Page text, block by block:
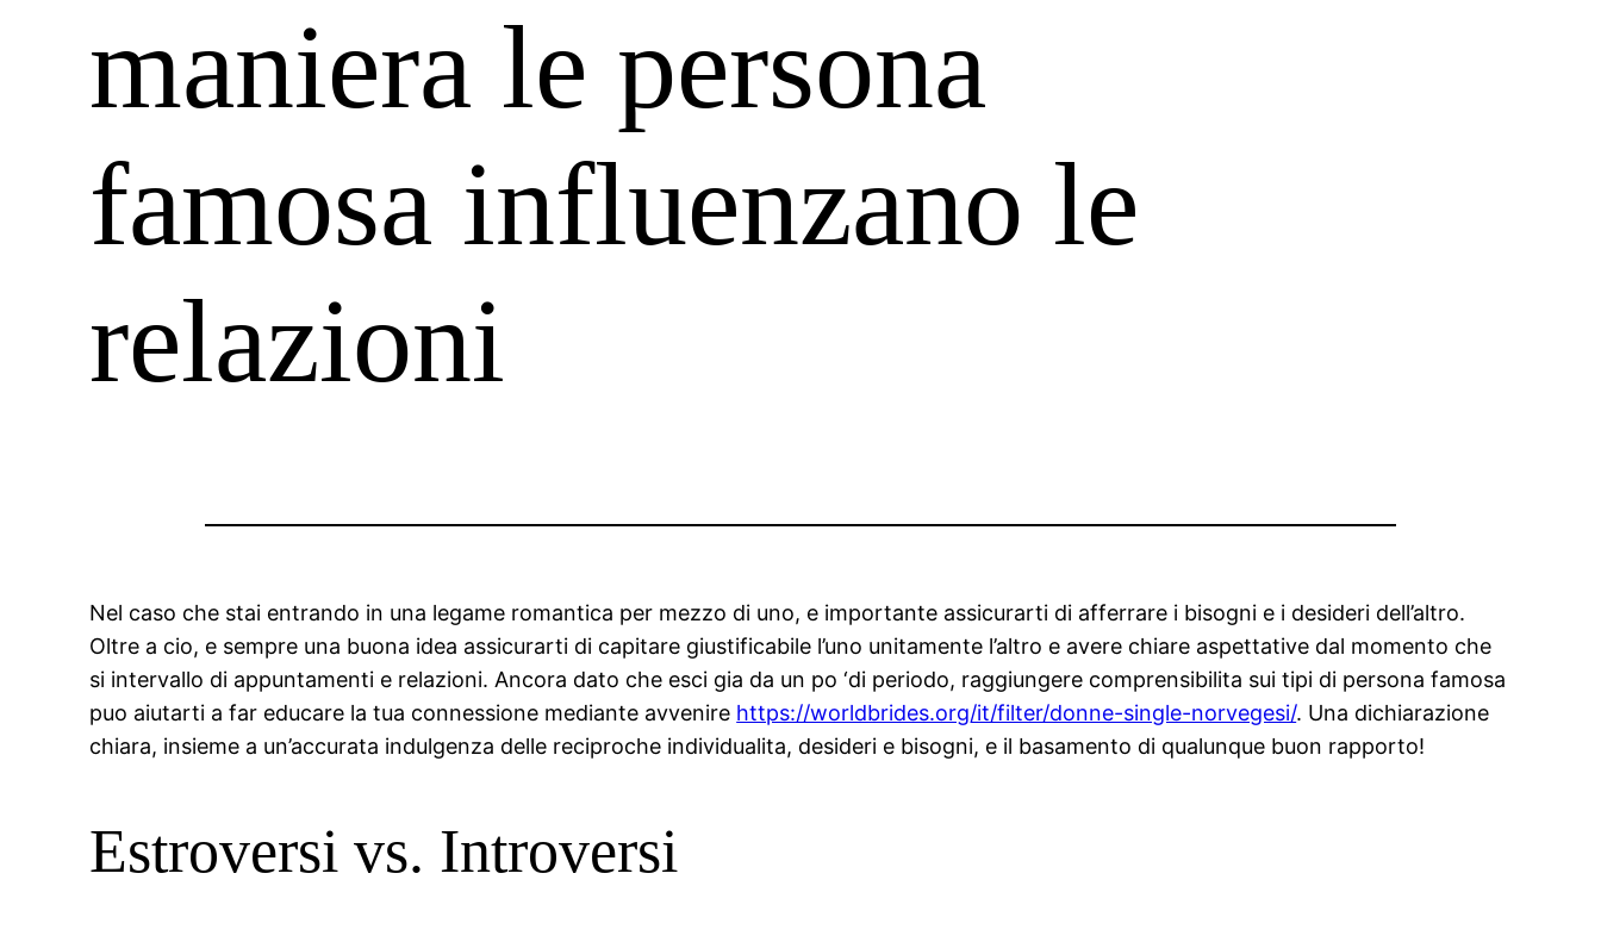
maniera le persona
famosa influenzano le
relazioni
Nel caso che stai entrando in una legame romantica per mezzo di uno, e importante assicurarti di afferrare i bisogni e i desideri dell’altro.
Oltre a cio, e sempre una buona idea assicurarti di capitare giustificabile l’uno unitamente l’altro e avere chiare aspettative dal momento che
si intervallo di appuntamenti e relazioni. Ancora dato che esci gia da un po ‘di periodo, raggiungere comprensibilita sui tipi di persona famosa
puo aiutarti a far educare la tua connessione mediante avvenire https://worldbrides.org/it/filter/donne-single-norvegesi/. Una dichiarazione
chiara, insieme a un’accurata indulgenza delle reciproche individualita, desideri e bisogni, e il basamento di qualunque buon rapporto!
Estroversi vs. Introversi